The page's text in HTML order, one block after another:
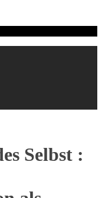
Selbst :